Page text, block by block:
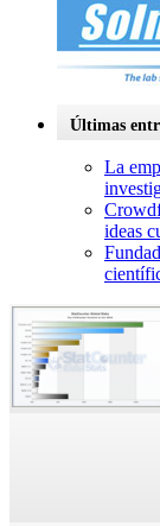
Últimas
La
ideas